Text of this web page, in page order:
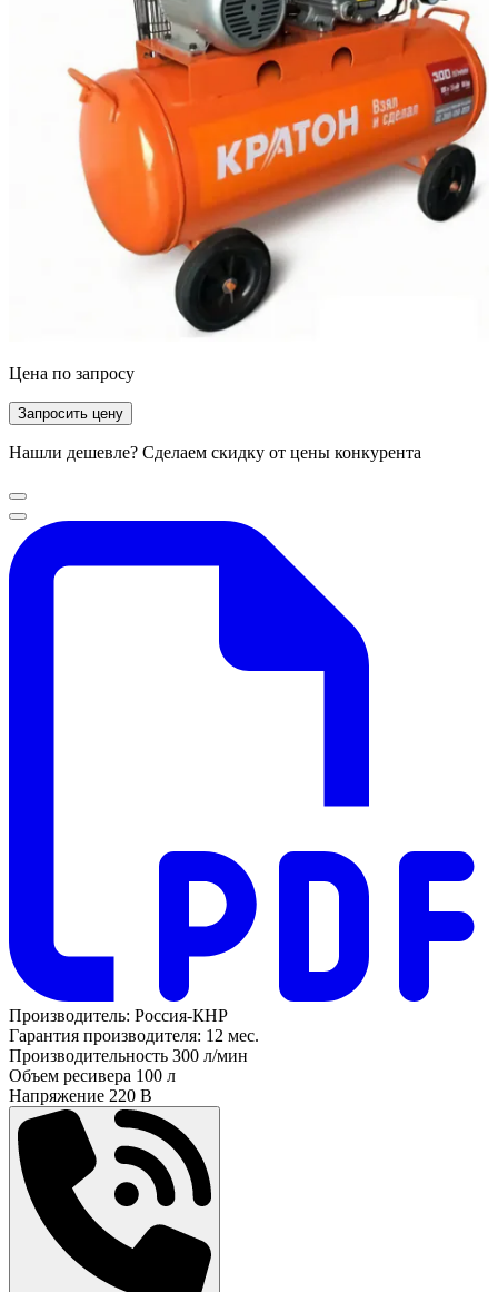
Цена по запросу
Запросить цену
Нашли дешевле? Сделаем скидку от цены конкурента
Производитель: Россия-КНР
Гарантия производителя: 12 мес.
Производительность 300 л/мин
Объем ресивера 100 л
Напряжение 220 В